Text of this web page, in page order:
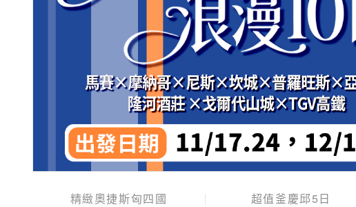
精緻奧捷斯匈四國 超值釜慶邱5日